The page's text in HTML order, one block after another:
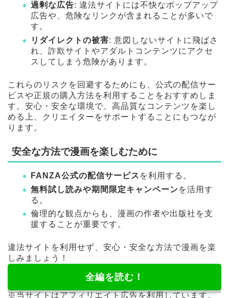
過剰な広告: 違法サイトには不快なポップアップ
広告や、危険なリンクが含まれることが多いで
す。
リダイレクトの被害: 意図しないサイトに飛ばさ
れ、詐欺サイトやアダルトコンテンツにアクセ
スしてしまう危険があります。
これらのリスクを回避するためにも、公式の配信サー
ビスや正規の購入方法を利用することをおすすめしま
す。安心・安全な環境で、高品質なコンテンツを楽し
める上、クリエイターをサポートすることにもつなが
ります。
安全な方法で漫画を楽しむために
FANZA公式の配信サービス を利用する。
無料試し読みや期間限定キャンペーンを活用す
る。
倫理的な観点からも、漫画の作者や出版社を支
援することが重要です。
違法サイトを利用せず、安心・安全な方法で漫画を楽
しみましょう！
全編を読む！
※当サイトはアフィリエイト広告を利用しています。